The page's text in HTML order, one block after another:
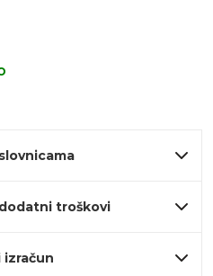
troškovi